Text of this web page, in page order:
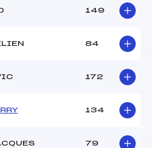
149
84
172
134
79